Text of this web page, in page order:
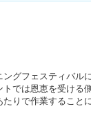
グフェスティバル
では恩恵を受ける
りで作業すること